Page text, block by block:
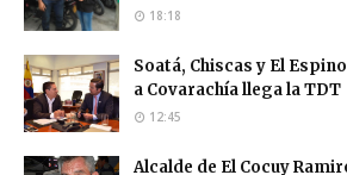
18:18
Soatá, Chiscas y El
a Covarachía llega la TDT
12:45
Alcalde de El Cocuy